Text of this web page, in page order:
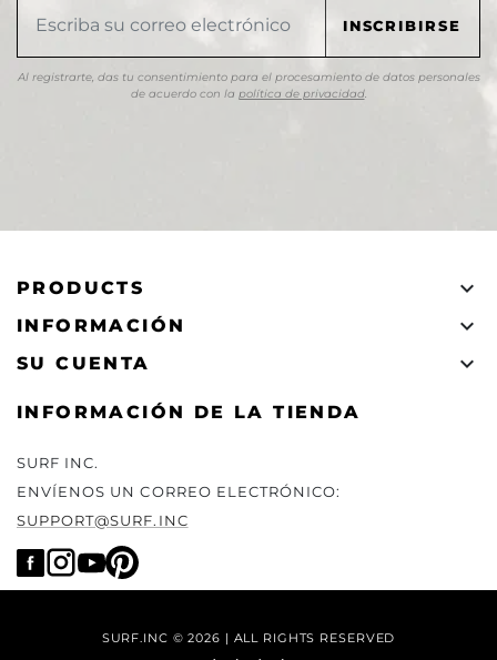
Al registrarte, das tu consentimiento para el procesamiento de datos personales
de acuerdo con la política de privacidad.
PRODUCTS 
INFORMACIÓN 
SU CUENTA 
INFORMACIÓN DE LA TIENDA
SURF INC.
ENVÍENOS UN CORREO ELECTRÓNICO:
SUPPORT@SURF.INC
SURF.INC © 2026 | ALL RIGHTS RESERVED